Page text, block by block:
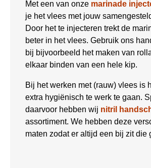
Met een van onze marinade
je het vlees met jouw
Door het te injecteren trekt de
beter in het vlees. Gebruik ons
bij bijvoorbeeld het maken van
elkaar binden van een hele kip.
Bij het werken met (rauw) vlees is
extra hygiënisch te werk te gaan.
daarvoor hebben wij nitril
assortiment. We hebben deze
maten zodat er altijd een bij zit die